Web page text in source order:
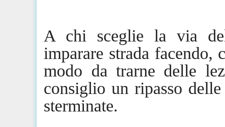
A chi sceglie la via
imparare strada
modo da trarne delle
consiglio un ripasso
sterminate.